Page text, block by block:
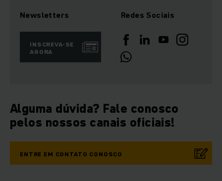
Newsletters
INSCREVA-SE
AGORA
Redes Sociais
Alguma dúvida? Fale conosco
pelos nossos canais oficiais!
ENTRE EM CONTATO CONOSCO